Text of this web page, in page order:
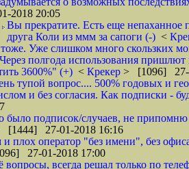
2018 20:05
Вы прекратите. Есть еще непаханное
друга Коли из ммм за сапоги (-) <
Уже слишком много скользких
полгода использования
3600%" (+) < Крекер > [1096] 27-
тупой вопрос.... 500% годовых и
и без согласия. Как подписки -
было подписок/случаев, не
[1444] 27-01-2018 16:16
плох оператор "без имени", без
27-01-2018 17:00
вопросы, всегда решал только по